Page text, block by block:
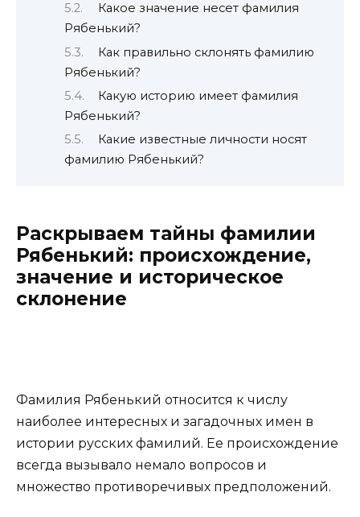
Какое значение несет фамилия
Рябенький?
Как правильно склонять фамилию
Рябенький?
Какую историю имеет фамилия
Рябенький?
Какие известные личности носят
фамилию Рябенький?
Раскрываем тайны фамилии
Рябенький: происхождение,
значение и историческое
склонение
Фамилия Рябенький относится к числу
наиболее интересных и загадочных имен в
истории русских фамилий. Ее происхождение
всегда вызывало немало вопросов и
множество противоречивых предположений.